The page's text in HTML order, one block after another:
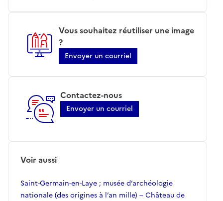
Vous souhaitez réutiliser une image
?
Envoyer un courriel
Contactez-nous
Envoyer un courriel
Voir aussi
Saint-Germain-en-Laye ; musée d’archéologie
nationale (des origines à l’an mille) – Château de